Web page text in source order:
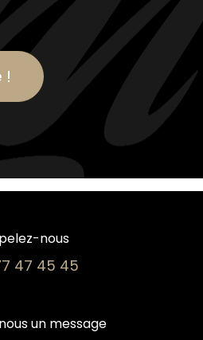
!
nous
47 45 45​
un message